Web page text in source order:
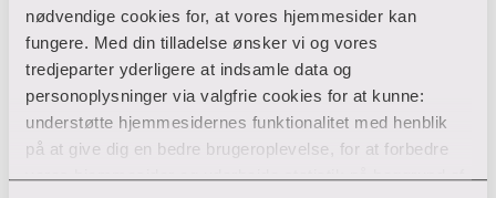
nødvendige cookies for, at vores hjemmesider kan
fungere. Med din tilladelse ønsker vi og vores
tredjeparter yderligere at indsamle data og
personoplysninger via valgfrie cookies for at kunne:
understøtte hjemmesidernes funktionalitet med henblik
på at give dig en bedre brugeroplevelse, for at forbedre
vores hjemmesider og udarbejde statistik på baggrund af
Din søgning gav desværre ikke noget resultat
Giv ikke op endnu!